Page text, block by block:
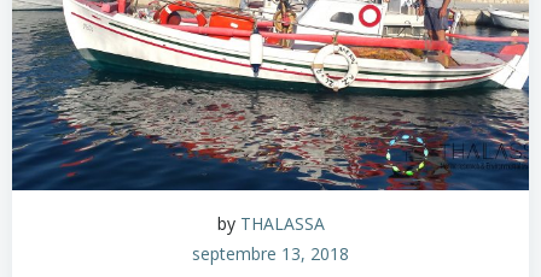
by THALASSA
septembre 13, 2018